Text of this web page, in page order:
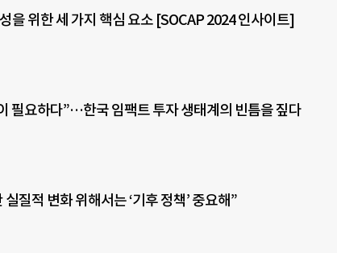
을 위한 세 가지 핵심 요소 [SOCAP 2024 인사이트]
필요하다”…한국 임팩트 투자 생태계의 빈틈을 짚다
질적 변화 위해서는 ‘기후 정책’ 중요해”